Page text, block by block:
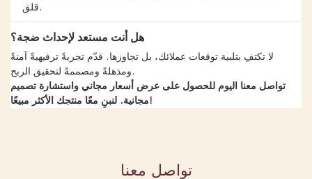
قلق.
هل أنت مستعد لإحداث ضجة؟
لا تكتفِ بتلبية توقعات عملائك، بل تجاوزها. قدّم تجربةً ترفيهيةً آمنةً
ومذهلةً ومصممةً لتحقيق الربح.
تواصل معنا اليوم للحصول على عرض أسعار مجاني واستشارة تصميم
مجانية. لنبنِ معًا منتجك الأكثر مبيعًا!
تواصل معنا